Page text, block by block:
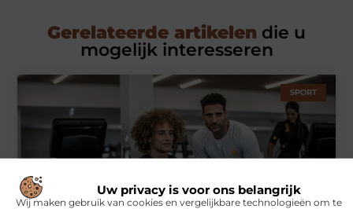
Uw privacy is voor ons belangrijk
Wij maken gebruik van cookies en vergelijkbare technologieën om te
Gerelateerde artikelen die u
mogelijk interesseren
SPORT